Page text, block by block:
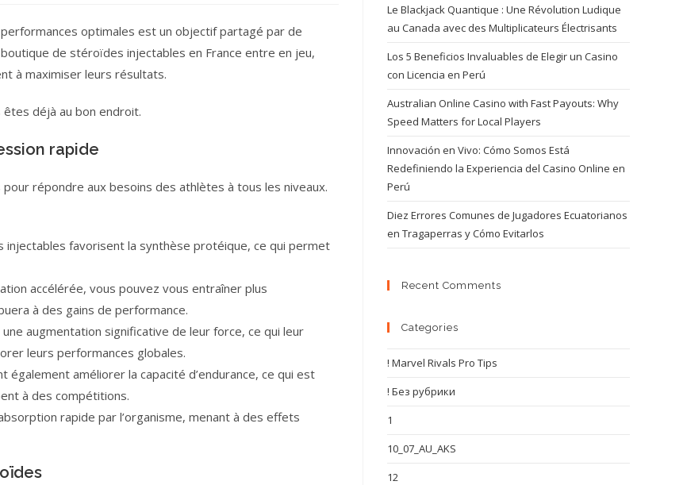
optimales est un objectif partagé par de
de stéroïdes injectables en France entre en jeu,
à maximiser leurs résultats.
êtes déjà au bon endroit.
rapide
répondre aux besoins des athlètes à tous les niveaux.
injectables favorisent la synthèse protéique, ce qui permet
accélérée, vous pouvez vous entraîner plus
à des gains de performance.
augmentation significative de leur force, ce qui leur
leurs performances globales.
améliorer la capacité d’endurance, ce qui est
à des compétitions.
rapide par l’organisme, menant à des effets
Le Blackjack Quantique : Une Révolution Ludique
au Canada avec des Multiplicateurs Électrisants
Los 5 Beneficios Invaluables de Elegir un Casino
con Licencia en Perú
Australian Online Casino with Fast Payouts: Why
Speed Matters for Local Players
Innovación en Vivo: Cómo Somos Está
Redefiniendo la Experiencia del Casino Online en
Perú
Diez Errores Comunes de Jugadores Ecuatorianos
en Tragaperras y Cómo Evitarlos
Recent Comments
Categories
! Marvel Rivals Pro Tips
! Без рубрики
1
10_07_AU_AKS
12